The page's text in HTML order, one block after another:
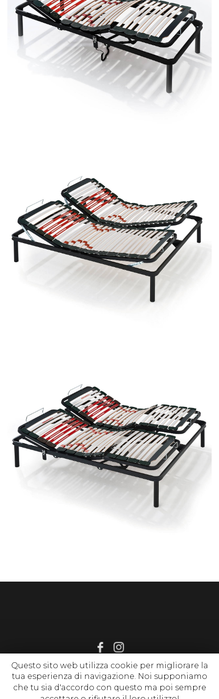
© 2020 www.sognirelax.it , P. Iva 02214650513 | Privacy Policy
| tutti i diritti riservati
Questo sito web utilizza cookie per migliorare la
tua esperienza di navigazione. Noi supponiamo
che tu sia d'accordo con questo ma poi sempre